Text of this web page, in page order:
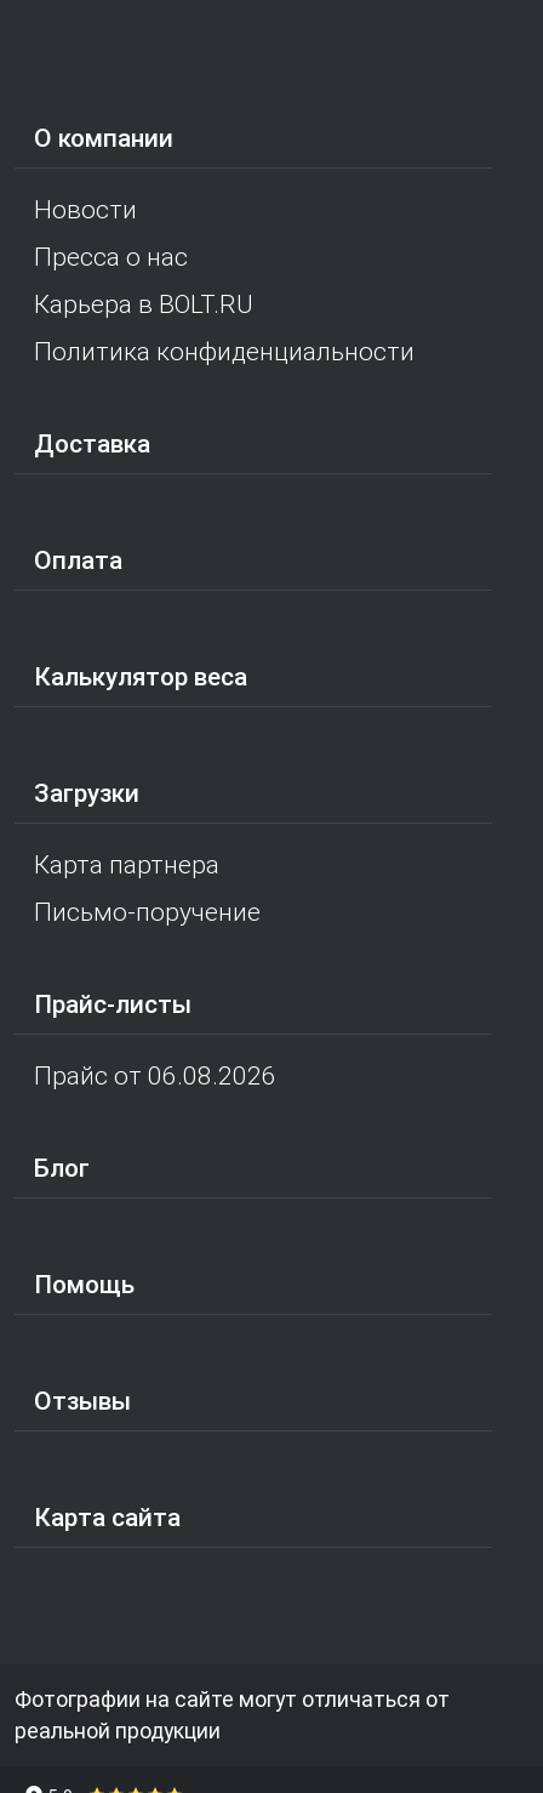
О компании
Новости
Пресса о нас
Карьера в BOLT.RU
Политика конфиденциальности
Доставка
Оплата
Калькулятор веса
Загрузки
Карта партнера
Письмо-поручение
Прайс-листы
Прайс от 06.08.2026
Блог
Помощь
Отзывы
Карта сайта
Фотографии на сайте могут отличаться от
реальной продукции